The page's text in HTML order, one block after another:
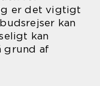
er det vigtigt
kan
kan
grund af